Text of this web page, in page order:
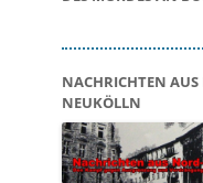
NACHRICHTEN
NEUKÖLLN